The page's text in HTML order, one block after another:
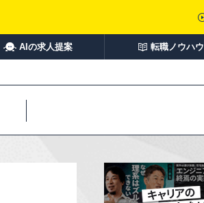
AIの求人提案 転職ノウハウ